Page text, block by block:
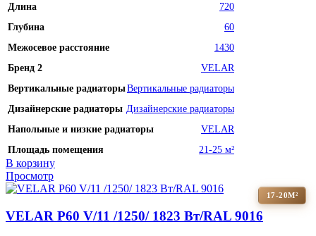
Длина
720
Глубина
60
Межосевое расстояние
1430
Бренд 2
VELAR
Вертикальные радиаторыВертикальные радиаторы
Дизайнерские радиаторы Дизайнерские радиаторы
Напольные и низкие радиаторы
VELAR
Площадь помещения
21-25 м²
В корзину
Просмотр
17-20М²
VELAR P60 V/11 /1250/ 1823 Bт/RAL 9016